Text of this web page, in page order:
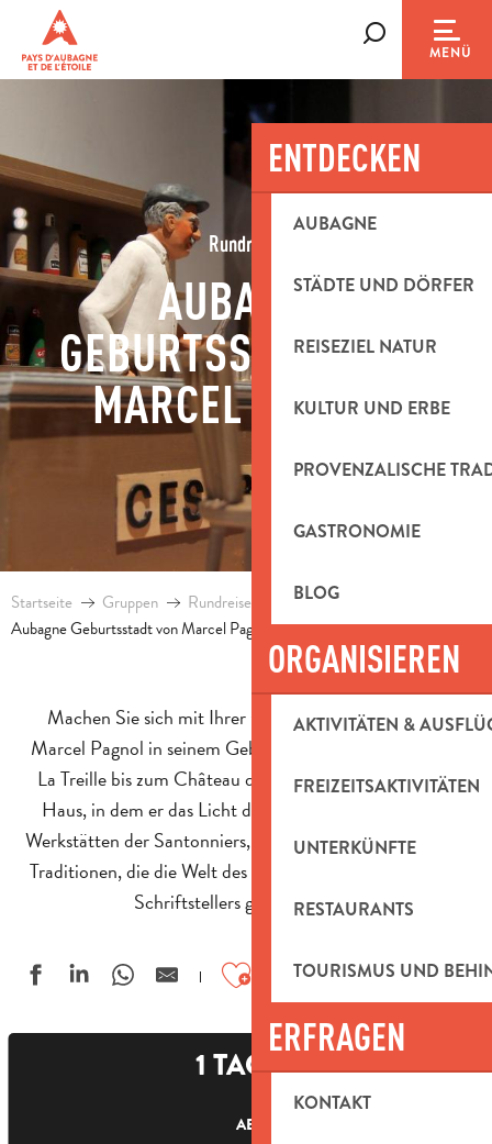
contenu
MENÜ
ENTDECKEN
AUBAGNE
STÄDTE UND DÖRFER
REISEZIEL NATUR
KULTUR UND ERBE
PROVENZALISCHE
GASTRONOMIE
BLOG
ORGANISIEREN
AKTIVITÄTEN &
FREIZEITSAKTIVITÄTEN
UNTERKÜNFTE
RESTAURANTS
TOURISMUS UND
ERFRAGEN
KONTAKT
Rundreise
AUBAGNE
GEBURTSSTADT VON
MARCEL PAGNOL
Startseite Gruppen
Rundreisen und Aufenthalte für Gruppen
Aubagne Geburtsstadt von Marcel Pagnol
Machen Sie sich mit Ihrer Gruppe auf den Weg, um
Marcel Pagnol in seinem Geburtsland zu begegnen. Von
La Treille bis zum Château de la Buzine, vorbei an dem
Haus, in dem er das Licht der Welt erblickte, und den
Werkstätten der Santonniers, entdecken Sie die Orte und
Traditionen, die die Welt des berühmten provenzalischen
Schriftstellers geprägt haben.
Ajouter aux favoris
1 TAGES
AB